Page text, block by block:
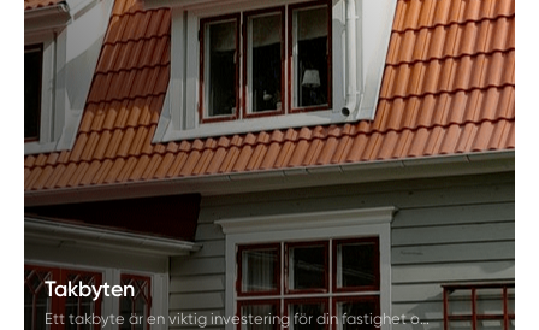
Takbyten
Ett takbyte är en viktig investering för din fastighet och kräver både erfarenhet och noggrann planering. Hos Skåne Fastighetsrenovering arbetar vi med professionella takbyten där kvalitet, trygghet och tydlig kommunikation står i fokus. Vi hjälper fastighetsägare i Skåne att få hållbara taklösningar med garanti och lång livslängd.